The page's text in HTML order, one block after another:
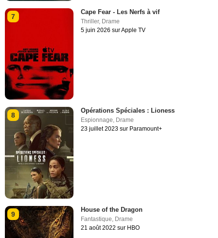
7
Cape Fear - Les Nerfs à vif
Thriller, Drame
5 juin 2026 sur Apple TV
8
Opérations Spéciales : Lioness
Espionnage, Drame
23 juillet 2023 sur Paramount+
9
House of the Dragon
Fantastique Drame
21 août 2022 sur HBO